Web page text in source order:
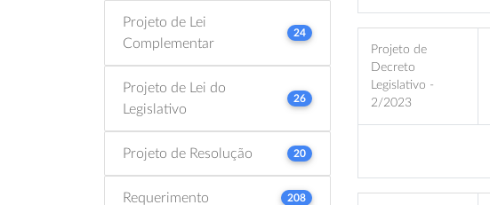
Projeto de Lei
Complementar
24
Projeto de Lei do
Legislativo
26
Projeto de Resolução 20
Requerimento 208
Projeto de
Decreto
Legislativo -
2/2023